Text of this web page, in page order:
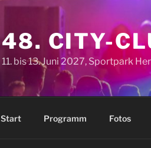
48. CITY-
11. bis 13. Juni 2027, Sportpark
Start Programm Fotos